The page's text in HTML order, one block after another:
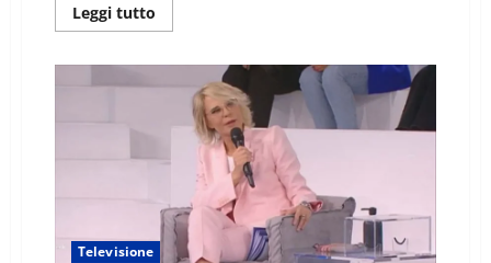
Leggi tutto
Televisione